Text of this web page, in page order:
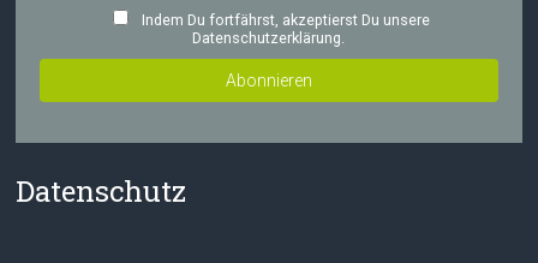
Indem Du fortfährst, akzeptierst Du unsere
Datenschutzerklärung.
Datenschutz